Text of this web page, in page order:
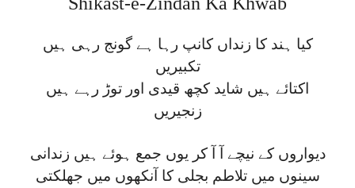
کیا ہند کا زنداں کانپ رہا ہے گونج رہی ہیں
تکبیریں
اکتائے ہیں شاید کچھ قیدی اور توڑ رہے ہیں
زنجیریں
دیواروں کے نیچے آ آ کر یوں جمع ہوئے ہیں زندانی
سینوں میں تلاطم بجلی کا آنکھوں میں جھلکتی